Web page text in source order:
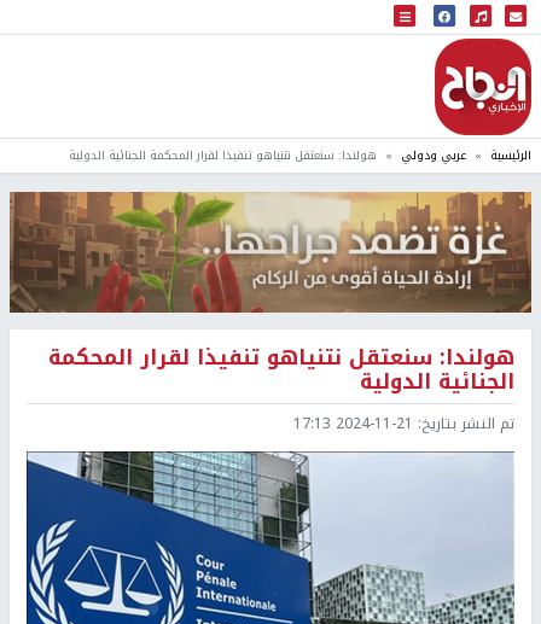
البث المباشر
إذاعة النجاح
الرئيسية عربي ودولي هولندا: سنعتقل نتنياهو تنفيذا لقرار المحكمة الجنائية الدولية
هولندا: سنعتقل نتنياهو تنفيذا لقرار المحكمة
الجنائية الدولية
تم النشر بتاريخ: 2024-11-21 17:13